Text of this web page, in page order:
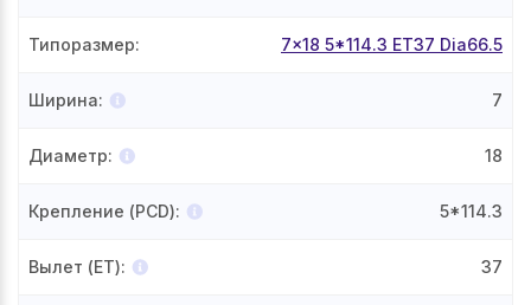
Типоразмер: 7x18 5*114.3 ET37 Dia66.5
Ширина: 7
Диаметр: 18
Крепление (PCD): 5*114.3
Вылет (ET): 37